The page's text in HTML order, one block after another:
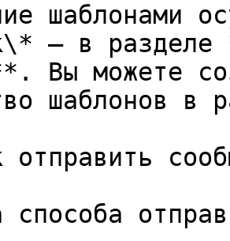
шаблонами
— в
Вы можете
шаблонов в
отправить
способа